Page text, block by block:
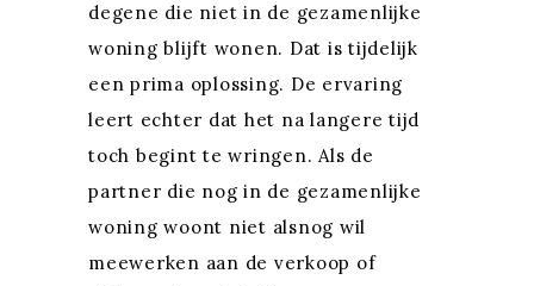
degene die niet in de gezamenlijke
woning blijft wonen. Dat is tijdelijk
een prima oplossing. De ervaring
leert echter dat het na langere tijd
toch begint te wringen. Als de
partner die nog in de gezamenlijke
woning woont niet alsnog wil
meewerken aan de verkoop of